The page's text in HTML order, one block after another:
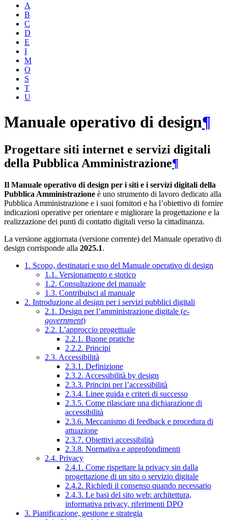
A
B
C
D
E
I
M
O
S
T
U
Manuale operativo di design¶
Progettare siti internet e servizi digitali
della Pubblica Amministrazione¶
Il Manuale operativo di design per i siti e i servizi digitali della
Pubblica Amministrazione è uno strumento di lavoro dedicato alla
Pubblica Amministrazione e i suoi fornitori e ha l’obiettivo di fornire
indicazioni operative per orientare e migliorare la progettazione e la
realizzazione dei punti di contatto digitali verso la cittadinanza.
La versione aggiornata (versione corrente) del Manuale operativo di
design corrisponde alla 2025.1.
1. Scopo, destinatari e uso del Manuale operativo di design
1.1. Versionamento e storico
1.2. Consultazione del manuale
1.3. Contribuisci al manuale
2. Introduzione al design per i servizi pubblici digitali
2.1. Design per l’amministrazione digitale (e-
government)
2.2. L’approccio progettuale
2.2.1. Buone pratiche
2.2.2. Principi
2.3. Accessibilità
2.3.1. Definizione
2.3.2. Accessibilità by design
2.3.3. Principi per l’accessibilità
2.3.4. Linee guida e criteri di successo
2.3.5. Come rilasciare una dichiarazione di
accessibilità
2.3.6. Meccanismo di feedback e procedura di
attuazione
2.3.7. Obiettivi accessibilità
2.3.8. Normativa e approfondimenti
2.4. Privacy
2.4.1. Come rispettare la privacy sin dalla
progettazione di un sito o servizio digitale
2.4.2. Richiedi il consenso quando necessario
2.4.3. Le basi del sito web: architettura,
informativa privacy, riferimenti DPO
3. Pianificazione, gestione e strategia